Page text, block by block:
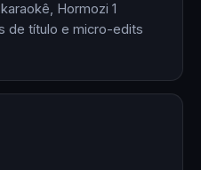
Hormozi 1
de título e micro-edits